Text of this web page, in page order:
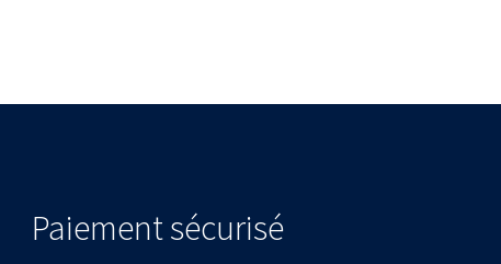
Paiement sécurisé